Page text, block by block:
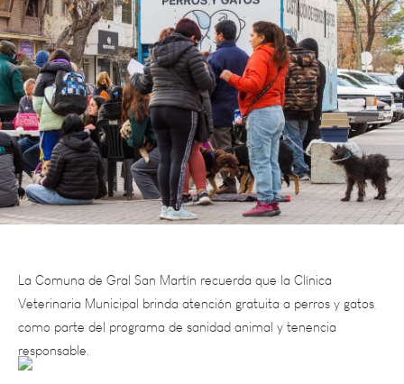
La Comuna de Gral San Martín recuerda que la Clínica
Veterinaria Municipal brinda atención gratuita a perros y gatos,
como parte del programa de sanidad animal y tenencia
responsable.